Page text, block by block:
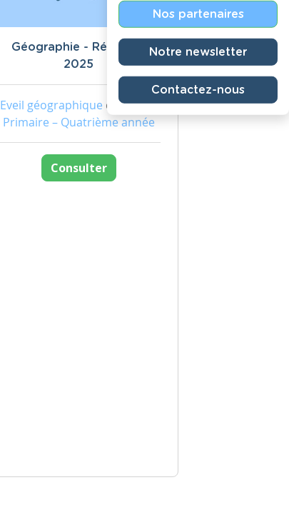
Géographie - Révisions
2025
Eveil géographique de niveau
Primaire – Quatrième année
Consulter
Nos partenaires
Notre newsletter
Contactez-nous